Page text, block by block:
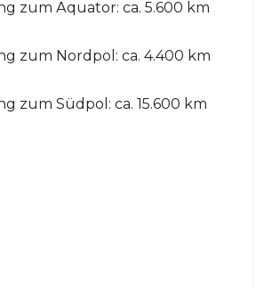
zum Äquator: ca. 5.600 km
zum Nordpol: ca. 4.400 km
zum Südpol: ca. 15.600 km